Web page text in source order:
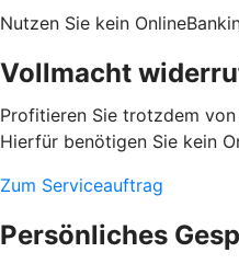
Nutzen Sie kein
Vollmacht
Profitieren Sie trotzdem
Hierfür benötigen Sie kein
Zum Serviceauftrag
Persönliches